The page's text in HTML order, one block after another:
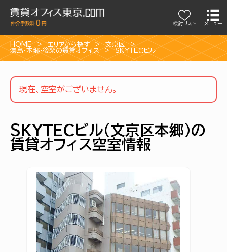
検討リスト メニュー
HOME エリアから探す
文京区
湯島・本郷・後楽の賃貸オフィス
ＳＫＹＴＥＣビル
現在、空室がございません。
ＳＫＹＴＥＣビル（文京区本郷）の
賃貸オフィス空室情報